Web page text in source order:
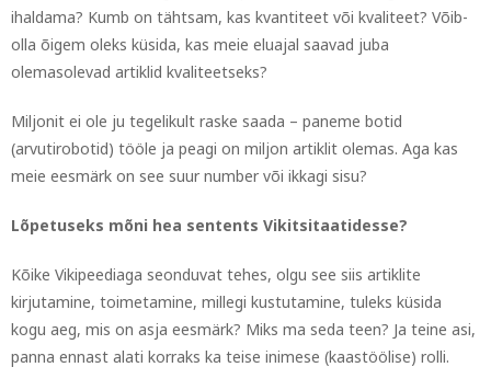
ihaldama? Kumb on tähtsam, kas kvantiteet või kvaliteet? Võib-
olla õigem oleks küsida, kas meie eluajal saavad juba
olemasolevad artiklid kvaliteetseks?
Miljonit ei ole ju tegelikult raske saada – paneme botid
(arvutirobotid) tööle ja peagi on miljon artiklit olemas. Aga kas
meie eesmärk on see suur number või ikkagi sisu?
Lõpetuseks mõni hea sentents Vikitsitaatidesse?
Kõike Vikipeediaga seonduvat tehes, olgu see siis artiklite
kirjutamine, toimetamine, millegi kustutamine, tuleks küsida
kogu aeg, mis on asja eesmärk? Miks ma seda teen? Ja teine asi,
panna ennast alati korraks ka teise inimese (kaastöölise) rolli.